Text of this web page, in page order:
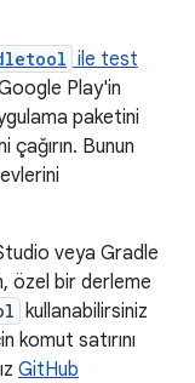
ile test
Play'in
paketini
çağırın. Bunun
veya Gradle
özel bir derleme
kullanabilirsiniz
komut satırını
GitHub